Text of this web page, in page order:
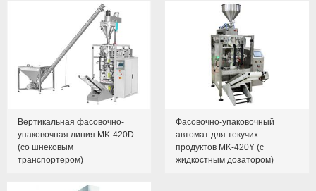
Вертикальная фасовочно-
упаковочная линия MK-420D
(со шнековым
транспортером)
Фасовочно-упаковочный
автомат для текучих
продуктов MK-420Y (с
жидкостным дозатором)